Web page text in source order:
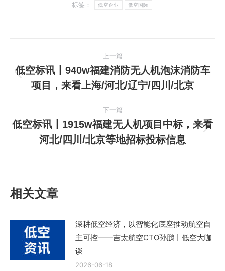
标签：
低空企业 低空国际
章
航
上一篇
上
一
篇
文
章：
低空标讯丨940w福建消防无人机泡沫消防车
项目，来看上海/河北/辽宁/四川/北京
下一篇
下
一
低空标讯丨1915w福建无人机项目中标，来看
河北/四川/北京等地招标投标信息
相关文章
深耕低空经济，以智能化底座推动航空自
主可控——吉太航空CTO孙鹏丨低空大咖
谈
2026-06-18